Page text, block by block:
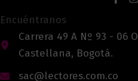
Encuéntranos
Carrera 49 A Nº 93 - 06
Castellana, Bogotá.
sac@lectores.com.co